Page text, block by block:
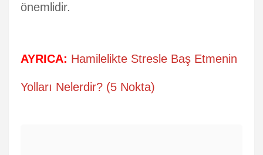
önemlidir.
AYRICA: Hamilelikte Stresle Baş Etmenin
Yolları Nelerdir? (5 Nokta)